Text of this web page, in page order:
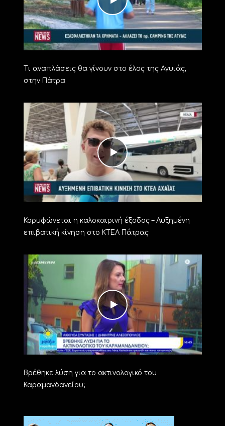
Τι αναπλάσεις θα γίνουν στο έλος της Αγυιάς,
στην Πάτρα
Κορυφώνεται η καλοκαιρινή έξοδος – Αυξημένη
επιβατική κίνηση στο ΚΤΕΛ Πάτρας
Βρέθηκε λύση για το ακτινολογικό του
Καραμανδανείου;